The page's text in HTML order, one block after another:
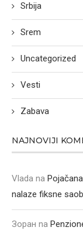
Srbija
Srem
Uncategorized
Vesti
Zabava
NAJNOVIJI
Vlada na
nalaze fiksne
Зоран na